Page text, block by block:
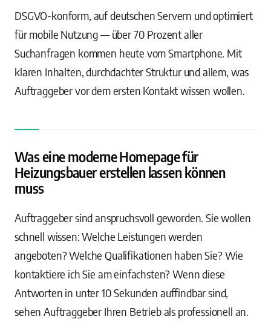
DSGVO-konform, auf deutschen Servern und optimiert
für mobile Nutzung — über 70 Prozent aller
Suchanfragen kommen heute vom Smartphone. Mit
klaren Inhalten, durchdachter Struktur und allem, was
Auftraggeber vor dem ersten Kontakt wissen wollen.
Was eine moderne Homepage für
Heizungsbauer erstellen lassen können
muss
Auftraggeber sind anspruchsvoll geworden. Sie wollen
schnell wissen: Welche Leistungen werden
angeboten? Welche Qualifikationen haben Sie? Wie
kontaktiere ich Sie am einfachsten? Wenn diese
Antworten in unter 10 Sekunden auffindbar sind,
sehen Auftraggeber Ihren Betrieb als professionell an.